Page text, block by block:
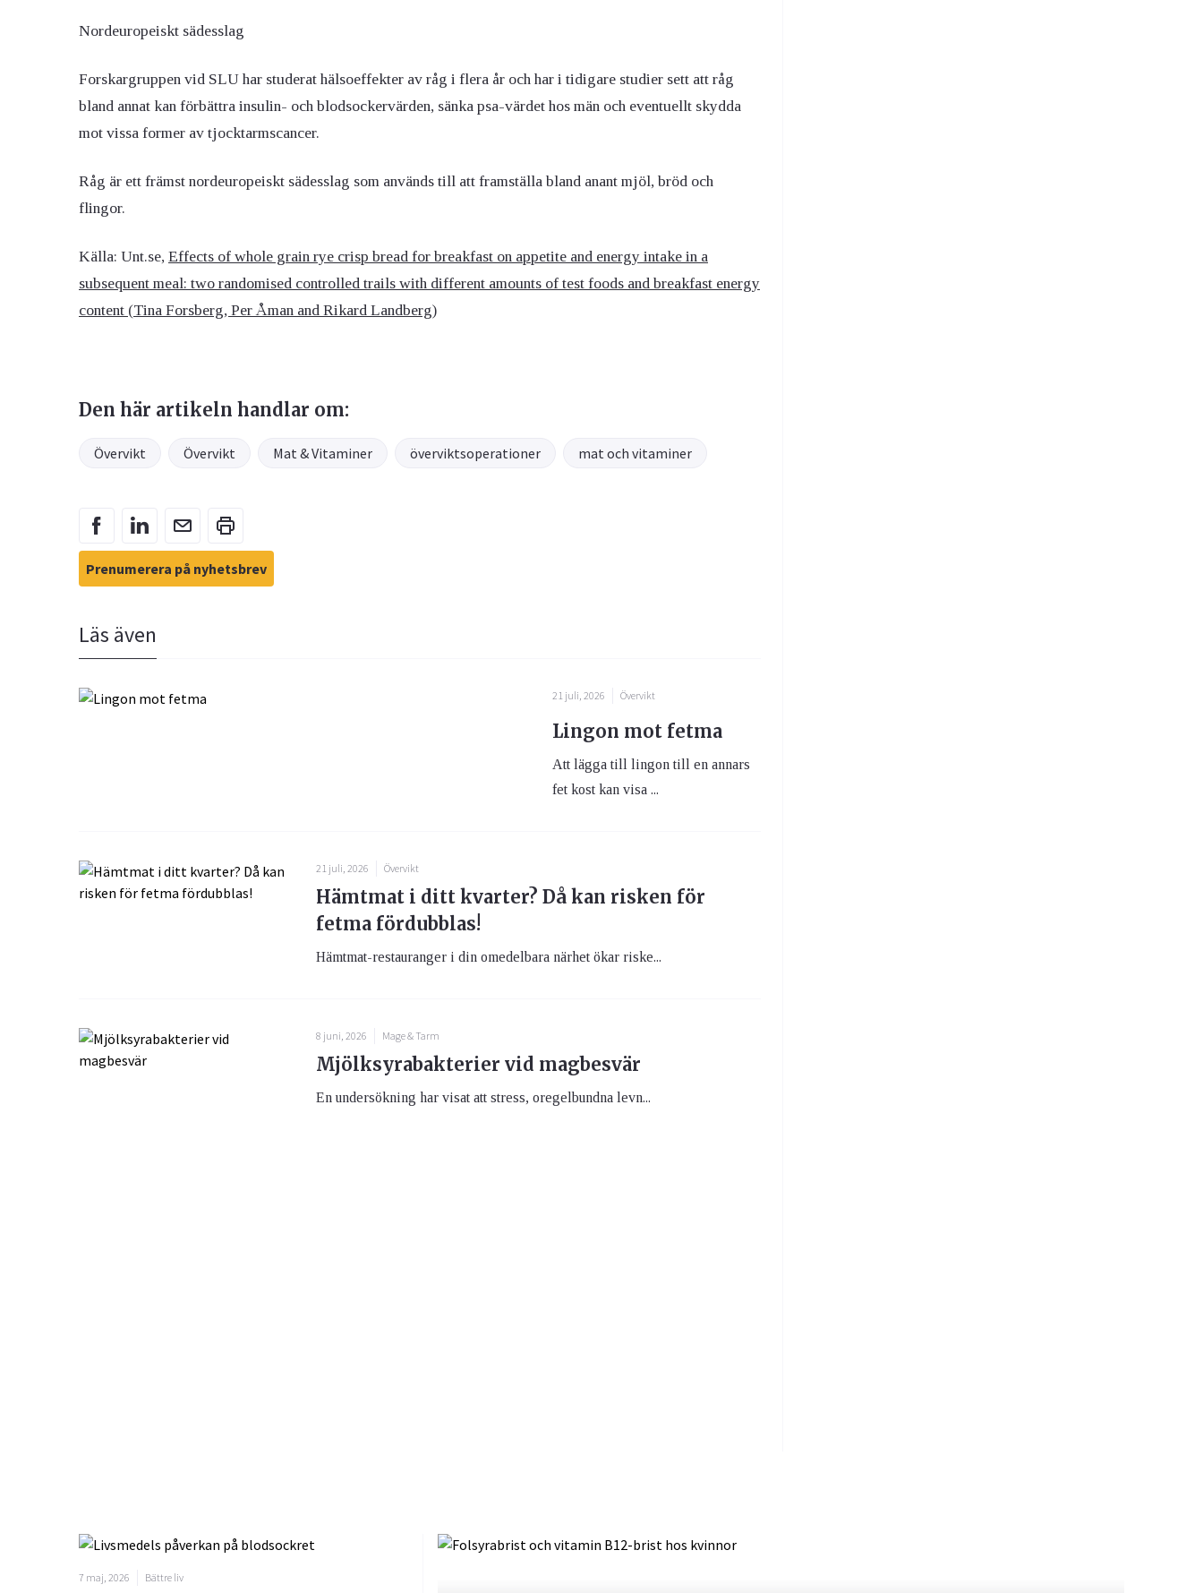
Nordeuropeiskt sädesslag
Forskargruppen vid SLU har studerat hälsoeffekter av råg i flera år och har i tidigare studier sett att råg
bland annat kan förbättra insulin- och blodsockervärden, sänka psa-värdet hos män och eventuellt skydda
mot vissa former av tjocktarmscancer.
Råg är ett främst nordeuropeiskt sädesslag som används till att framställa bland anant mjöl, bröd och
flingor.
Källa: Unt.se, Effects of whole grain rye crisp bread for breakfast on appetite and energy intake in a
subsequent meal: two randomised controlled trails with different amounts of test foods and breakfast energy
content (Tina Forsberg, Per Åman and Rikard Landberg)
Den här artikeln handlar om:
Övervikt Övervikt Mat & Vitaminer överviktsoperationer mat och vitaminer
Prenumerera på nyhetsbrev
Läs även
21 juli, 2026 Övervikt
Lingon mot fetma
Att lägga till lingon till en annars
fet kost kan visa ...
21 juli, 2026 Övervikt
Hämtmat i ditt kvarter? Då kan risken för
fetma fördubblas!
Hämtmat-restauranger i din omedelbara närhet ökar riske...
8 juni, 2026 Mage & Tarm
Mjölksyrabakterier vid magbesvär
En undersökning har visat att stress, oregelbundna levn...
7 maj, 2026 Bättre liv